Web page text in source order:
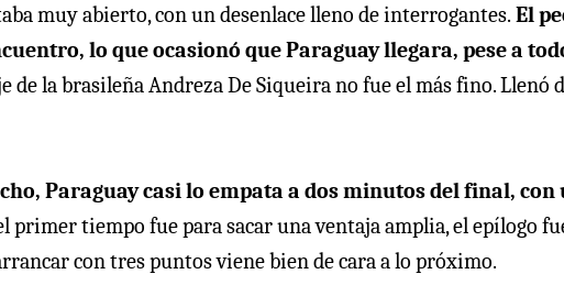
muy abierto, con un desenlace lleno de interrogantes. El
lo que ocasionó que Paraguay llegara, pese a
de la brasileña Andreza De Siqueira no fue el más fino. Llenó
Paraguay casi lo empata a dos minutos del final, con
primer tiempo fue para sacar una ventaja amplia, el epílogo
con tres puntos viene bien de cara a lo próximo.